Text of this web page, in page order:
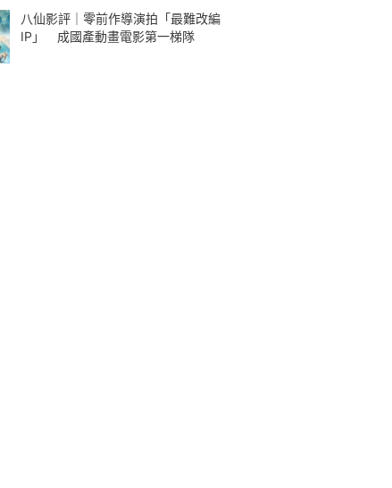
八仙影評｜零前作導演拍「最難改編
IP」 成國產動畫電影第一梯隊